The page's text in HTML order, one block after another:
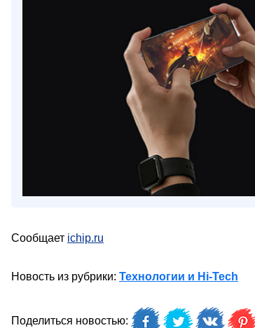
Сообщает ichip.ru
Новость из рубрики: Технологии и Hi-Tech
Поделиться новостью: